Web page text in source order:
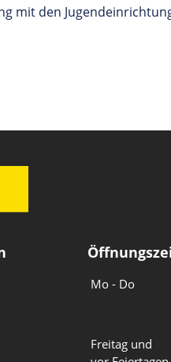
mit den
Mo - Do
Freitag und